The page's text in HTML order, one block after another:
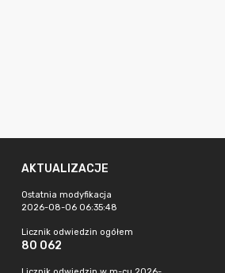
AKTUALIZACJE
Ostatnia modyfikacja
2026-08-06 06:35:48
Licznik odwiedzin ogółem
80 062